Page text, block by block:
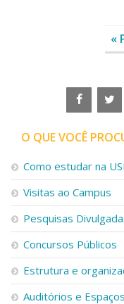
Segurança,
RH,
Comunicação
Assessorias e
Aplicativos e Sites
Jornal da USP
Agenda de
Defesa de Teses
«
O QUE VOCÊ
Como estudar na
Visitas ao Campus
Pesquisas
Concursos Públicos
Estrutura e
Auditórios e